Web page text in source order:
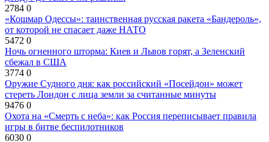
2784 0
«Кошмар Одессы»: таинственная русская ракета «Бандероль»,
от которой не спасает даже НАТО
5472 0
Ночь огненного шторма: Киев и Львов горят, а Зеленский
сбежал в США
3774 0
Оружие Судного дня: как российский «Посейдон» может
стереть Лондон с лица земли за считанные минуты
9476 0
Охота на «Смерть с неба»: как Россия переписывает правила
игры в битве беспилотников
6030 0